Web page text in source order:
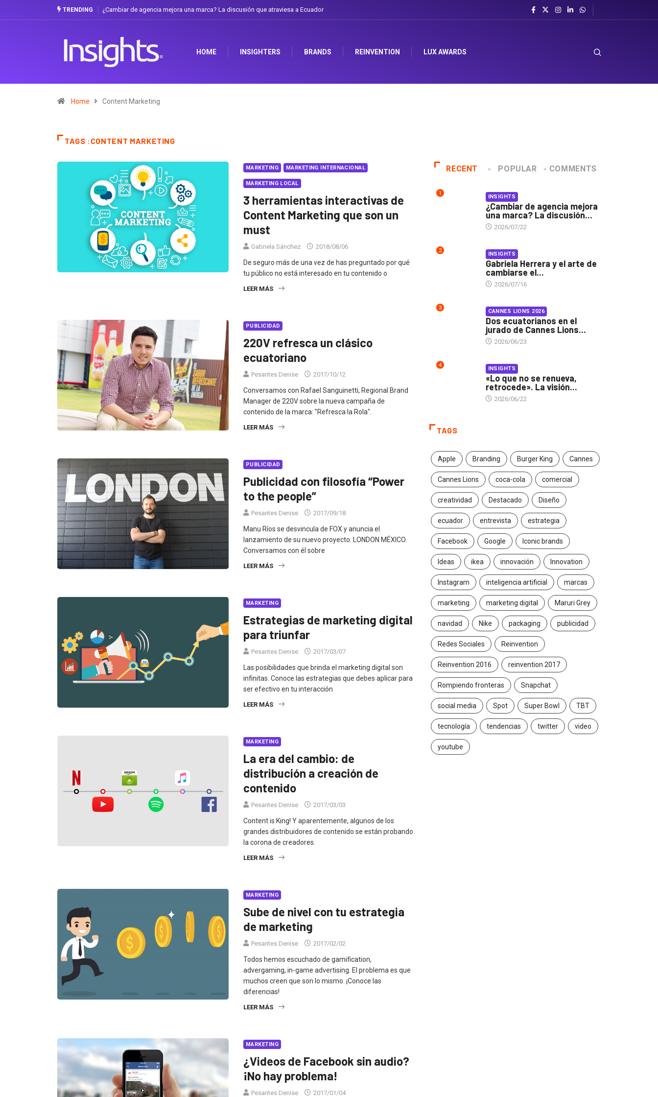
TRENDING
La discusión que atraviesa a Ecuador Gabriela Herrera y el arte de cambiarse el sombrero en Corporación Favorita
HOME INSIGHTERS BRANDS REINVENTION LUX AWARDS
Home Content Marketing
TAGS :CONTENT MARKETING
MARKETING MARKETING INTERNACIONAL
MARKETING LOCAL
3 herramientas interactivas de
Content Marketing que son un
must
Gabriela Sánchez 2018/08/06
De seguro más de una vez de has preguntado por qué
tu público no está interesado en tu contenido o
LEER MÁS
PUBLICIDAD
220V refresca un clásico
ecuatoriano
Pesantes Denise 2017/10/12
Conversamos con Rafael Sanguinetti, Regional Brand
Manager de 220V sobre la nueva campaña de
contenido de la marca: "Refresca la Rola".
LEER MÁS
PUBLICIDAD
Publicidad con filosofía “Power
to the people”
Pesantes Denise 2017/09/18
Manu Ríos se desvincula de FOX y anuncia el
lanzamiento de su nuevo proyecto: LONDON MÉXICO.
Conversamos con él sobre
LEER MÁS
MARKETING
Estrategias de marketing digital
para triunfar
Pesantes Denise 2017/03/07
Las posibilidades que brinda el marketing digital son
infinitas. Conoce las estrategias que debes aplicar para
ser efectivo en tu interacción
LEER MÁS
MARKETING
La era del cambio: de
distribución a creación de
contenido
Pesantes Denise 2017/03/03
Content is King! Y aparentemente, algunos de los
grandes distribuidores de contenido se están probando
la corona de creadores.
LEER MÁS
MARKETING
Sube de nivel con tu estrategia
de marketing
Pesantes Denise 2017/02/02
Todos hemos escuchado de gamification,
advergaming, in-game advertising. El problema es que
muchos creen que son lo mismo. ¡Conoce las
diferencias!
LEER MÁS
MARKETING
¿Videos de Facebook sin audio?
¡No hay problema!
Pesantes Denise 2017/01/04
RECENT POPULAR COMMENTS
1 INSIGHTS
¿Cambiar de agencia mejora
una marca? La discusión...
2026/07/22
2 INSIGHTS
Gabriela Herrera y el arte de
cambiarse el...
2026/07/16
3 CANNES LIONS 2026
Dos ecuatorianos en el
jurado de Cannes Lions...
2026/06/23
4 INSIGHTS
«Lo que no se renueva,
retrocede». La visión...
2026/06/22
TAGS
Apple Branding Burger King Cannes
Cannes Lions coca-cola comercial
creatividad Destacado Diseño
ecuador entrevista estrategia
Facebook Google Iconic brands
Ideas ikea innovación Innovation
Instagram inteligencia artificial marcas
marketing marketing digital Maruri Grey
navidad Nike packaging publicidad
Redes Sociales Reinvention
Reinvention 2016 reinvention 2017
Rompiendo fronteras Snapchat
social media Spot Super Bowl TBT
tecnología tendencias twitter video
youtube